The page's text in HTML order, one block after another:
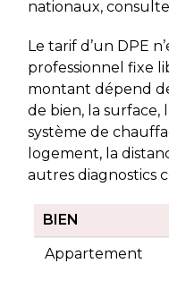
nationaux,
Le tarif d’un DPE
professionnel fixe
montant dépend
de bien, la surface,
système de
logement, la
autres diagnostics
BIEN
Appartement